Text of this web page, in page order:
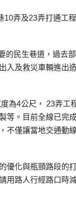
弄及23弄打通工
民生巷道，過去
入及救災車輛進出
為4公尺， 23弄工
等。目前全線已完
不僅讓當地交通動
優化與瓶頸路段的
用路人行經路口時